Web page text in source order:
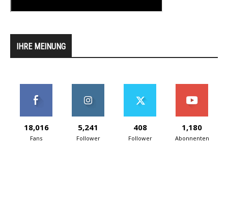
IHRE MEINUNG
18,016
Fans
5,241
Follower
408
Follower
1,180
Abonnenten